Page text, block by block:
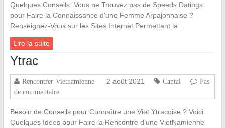
Quelques Conseils. Vous ne Trouvez pas de Speeds Datings
pour Faire la Connaissance d’une Femme Arpajonnaise ?
Renseignez-Vous sur les Sites Internet Permettant la…
Lire la suite
Ytrac
Rencontrer-Vietnamienne 2 août 2021 Cantal
Pas
de commentaire
Besoin de Conseils pour Connaître une Viet Ytracoise ? Voici
Quelques Idées pour Faire la Rencontre d’une VietNamienne